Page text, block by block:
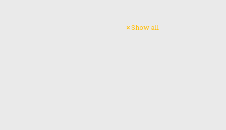
Show all